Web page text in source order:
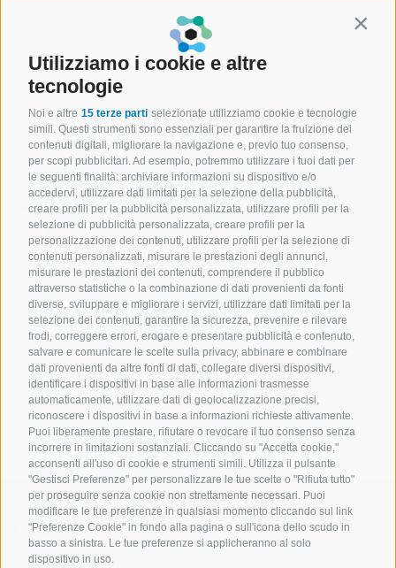
Utilizziamo i cookie e altre
tecnologie
Noi e altre 15 terze parti selezionate utilizziamo cookie e tecnologie
simili. Questi strumenti sono essenziali per garantire la fruizione dei
contenuti digitali, migliorare la navigazione e, previo tuo consenso,
per scopi pubblicitari. Ad esempio, potremmo utilizzare i tuoi dati per
le seguenti finalità: archiviare informazioni su dispositivo e/o
accedervi, utilizzare dati limitati per la selezione della pubblicità,
creare profili per la pubblicità personalizzata, utilizzare profili per la
selezione di pubblicità personalizzata, creare profili per la
personalizzazione dei contenuti, utilizzare profili per la selezione di
contenuti personalizzati, misurare le prestazioni degli annunci,
misurare le prestazioni dei contenuti, comprendere il pubblico
attraverso statistiche o la combinazione di dati provenienti da fonti
diverse, sviluppare e migliorare i servizi, utilizzare dati limitati per la
selezione dei contenuti, garantire la sicurezza, prevenire e rilevare
frodi, correggere errori, erogare e presentare pubblicità e contenuto,
salvare e comunicare le scelte sulla privacy, abbinare e combinare
dati provenienti da altre fonti di dati, collegare diversi dispositivi,
identificare i dispositivi in base alle informazioni trasmesse
automaticamente, utilizzare dati di geolocalizzazione precisi,
riconoscere i dispositivi in base a informazioni richieste attivamente.
Puoi liberamente prestare, rifiutare o revocare il tuo consenso senza
incorrere in limitazioni sostanziali. Cliccando su "Accetta cookie,"
acconsenti all'uso di cookie e strumenti simili. Utilizza il pulsante
"Gestisci Preferenze" per personalizzare le tue scelte o "Rifiuta tutto"
per proseguire senza cookie non strettamente necessari. Puoi
modificare le tue preferenze in qualsiasi momento cliccando sul link
"Preferenze Cookie" in fondo alla pagina o sull'icona dello scudo in
basso a sinistra. Le tue preferenze si applicheranno al solo
dispositivo in uso.
generare un impatto visibile e immediato sui processi
Con l’ecosistema EidenAI, acceleri la trasformazione
digitale e aumenti il vantaggio competitivo della tua
organizzazione, sfruttando un modello solido e
scalabile. Un nuovo standard per affrontare anche le
sfide più complesse nei percorsi di adozione dell’AI,
trasformando ogni iniziativa in un valore distintivo e
sostenibile nel tempo.
nel tempo.
Ovunque ti serva, con massima
disponibilità e integrazione
EidenAI è disponibile in modalità SaaS su public cloud,
private cloud e/o in modalità Licenza on premise,
garantendo massima flessibilità e un’integrazione fluida
con le infrastrutture esistenti e i workflows attivi.
Grazie a un’architettura modulare, ti aiutiamo ad
avviare rapidamente progetti pilota e ad espandere le
tue soluzioni in modo scalabile, accompagnando la tua
organizzazione in una transizione verso l’AI, senza mai
compromettere la continuità dei processi.